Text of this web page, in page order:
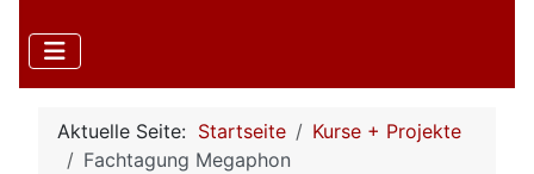
Aktuelle Seite: Startseite
Kurse + Projekte
Fachtagung Megaphon